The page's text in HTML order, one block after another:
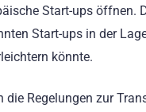
Start-ups öffnen.
Start-ups in der
könnte.
die Regelungen zur